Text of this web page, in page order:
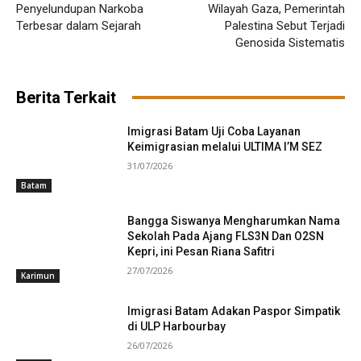
Penyelundupan Narkoba
Terbesar dalam Sejarah
Wilayah Gaza, Pemerintah
Palestina Sebut Terjadi
Genosida Sistematis
Berita Terkait
Batam
Imigrasi Batam Uji Coba Layanan
Keimigrasian melalui ULTIMA I’M SEZ
31/07/2026
Karimun
Bangga Siswanya Mengharumkan Nama
Sekolah Pada Ajang FLS3N Dan O2SN
Kepri, ini Pesan Riana Safitri
27/07/2026
Imigrasi Batam Adakan Paspor Simpatik
di ULP Harbourbay
26/07/2026